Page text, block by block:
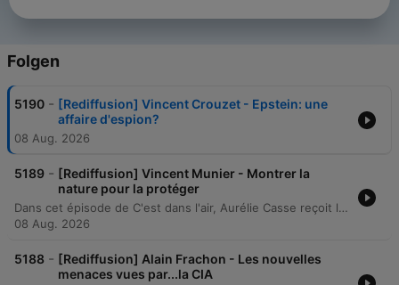
Folgen
5190 - [Rediffusion] Vincent Crouzet - Epstein: une
affaire d'espion?
08 Aug. 2026
5189 - [Rediffusion] Vincent Munier - Montrer la
nature pour la protéger
Dans cet épisode de C'est dans l'air, Aurélie Casse reçoit le photographe naturaliste Vincent Munier pour présenter son nouveau documentaire Le champ des forêts. À travers un récit intime qui lie trois générations — son père, lui-même et son fils — le réalisateur explore la philosophie de l'affût en forêt vosgienne, une pratique fondée sur l'effacement, l'attente et l'émerveillement devant la vie sauvage. Le film aborde également des thématiques écologiques cruciales, notamment la disparition du grand tétra face au réchauffement climatique, tout en proposant une réflexion spirituelle sur notre reconnexion nécessaire avec le monde non humain.
08 Aug. 2026
5188 - [Rediffusion] Alain Frachon - Les nouvelles
menaces vues par...la CIA